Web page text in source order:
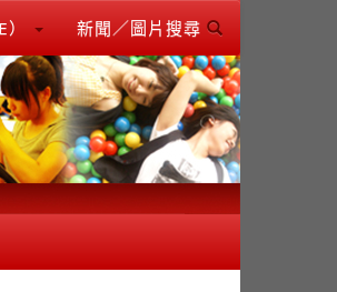
） 新聞／圖片搜尋